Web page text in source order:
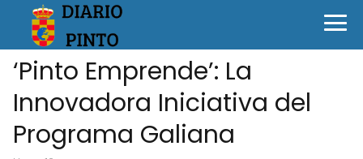
‘Pinto Emprende’: La
Innovadora Iniciativa del
Programa Galiana